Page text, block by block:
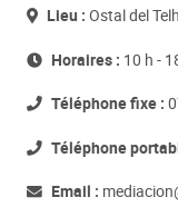
Lieu : Ostal del
Horaires : 10 h -
Téléphone fixe :
Téléphone
Email :